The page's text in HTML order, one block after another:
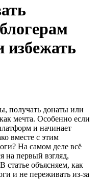
избежать
получать донаты или
мечта. Особенно если
и начинает
вместе с этим
На самом деле всё
на первый взгляд,
статье объясняем, как
и не переживать из-за